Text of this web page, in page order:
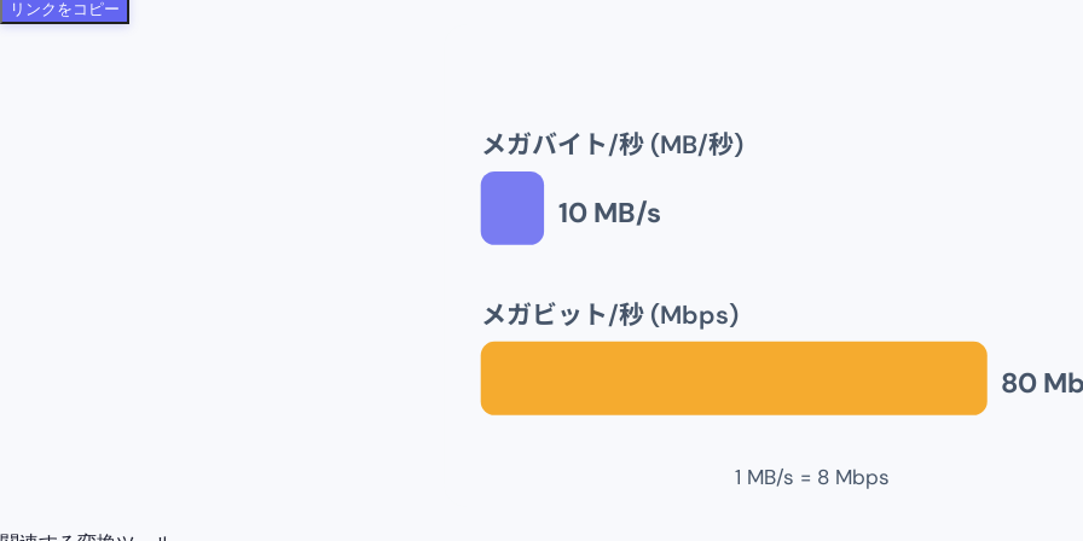
リンクをコピー
メガバイト/秒 (MB/秒)
10MB/s
メガビット/秒 (Mbps)
80
1 MB/s = 8 Mbps